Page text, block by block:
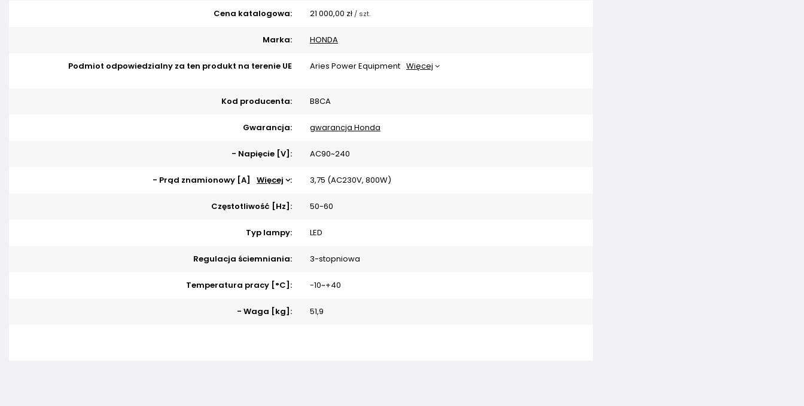
Cena katalogowa: 21 000,00 zł / szt.
Marka: HONDA
Podmiot odpowiedzialny za ten produkt na terenie UE Aries Power Equipment Więcej
Kod producenta: B8CA
Gwarancja: gwarancja Honda
- Napięcie [V]: AC90~240
- Prąd znamionowy [A] Więcej : 3,75 (AC230V, 800W)
Częstotliwość [Hz]: 50-60
Typ lampy: LED
Regulacja ściemniania: 3-stopniowa
Temperatura pracy [°C]: -10~+40
- Waga [kg]: 51,9